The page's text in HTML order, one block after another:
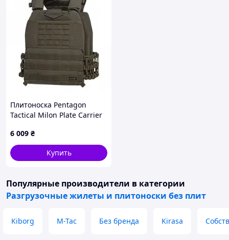
Плитоноска Pentagon
Tactical Milon Plate Carrier
K20007-06E
6 009 ₴
Купить
Популярные производители в категории
Разгрузочные жилеты и плитоноски без плит
Kiborg M-Tac Без бренда Kirasa